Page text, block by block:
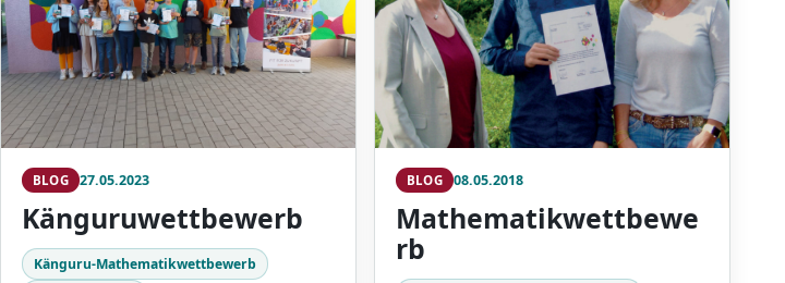
BLOG 27.05.2023
Känguruwettbewerb
Känguru-Mathematikwettbewerb
BLOG 08.05.2018
Mathematikwettbewe
rb